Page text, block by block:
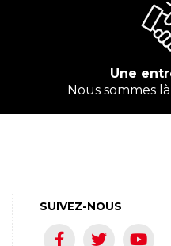
Une
Nous sommes
SUIVEZ-NOUS